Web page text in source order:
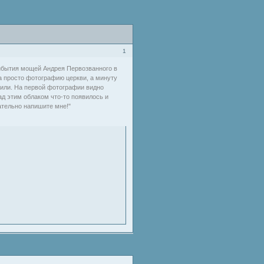
1
мощей Андрея Первозванного в
просто фотографию церкви, а минуту
На первой фотографии видно
этим облаком что-то появилось и
напишите мне!"